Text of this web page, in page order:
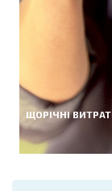
ЩОРІЧНІ